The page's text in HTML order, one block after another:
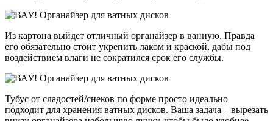
Из картона выйдет отличный органайзер в ванную. Правда
его обязательно стоит укрепить лаком и краской, дабы под
воздействием влаги не сократился срок его службы.
Тубус от сладостей/снеков по форме просто идеально
подходит для хранения ватных дисков. Ваша задача – вырезать